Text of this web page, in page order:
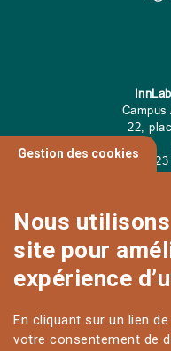
22,
91
Gestion des cookies
Nous
site pour
expérience
En cliquant sur un lien
votre consentement de